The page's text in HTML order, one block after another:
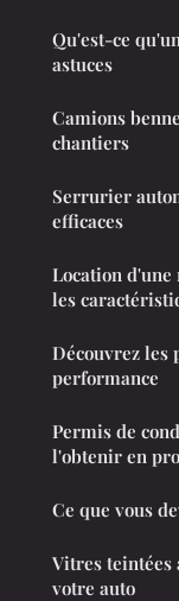
Qu'est-ce
astuces
Camions
chantiers
Serrurier
efficaces
Location d'une
les
Découvrez les
performance
Permis de
l'obtenir en
Ce que vous
Vitres teintées
votre auto